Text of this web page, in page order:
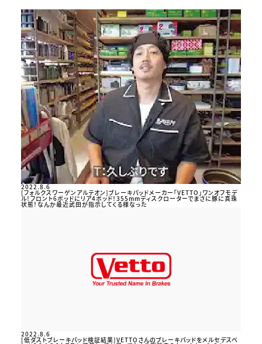
2022.8.6
[フォルクスワーゲンアルテオン]ブレーキパッドメーカー「VETTO」ワンオフモデ
ル！フロント6ポッドにリア4ポッド！355mmディスクローターでまさに豚に真珠
状態！なんか最近武田が指示してくる様なった
2022.8.6
[低ダストブレーキパッド検証結果]VETTOさんのブレーキパッドをメルセデスベ